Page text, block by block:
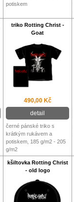
potiskem
triko Rotting Christ -
Goat
490,00 Kč
detail
černé pánské triko s
krátkým rukávem a
potiskem, 185 g/m2 - 205
g/m2
kšiltovka Rotting Christ
- old logo